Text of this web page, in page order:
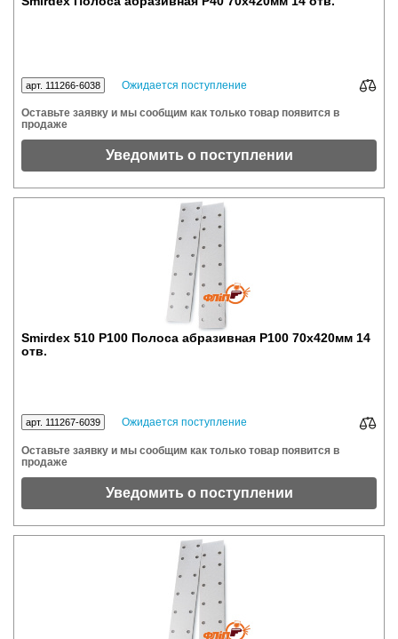
арт. 111266-6038 Ожидается поступление
Оставьте заявку и мы сообщим как только товар появится в
продаже
Уведомить о поступлении
Smirdex 510 P100 Полоса абразивная P100 70x420мм 14
отв.
арт. 111267-6039 Ожидается поступление
Оставьте заявку и мы сообщим как только товар появится в
продаже
Уведомить о поступлении